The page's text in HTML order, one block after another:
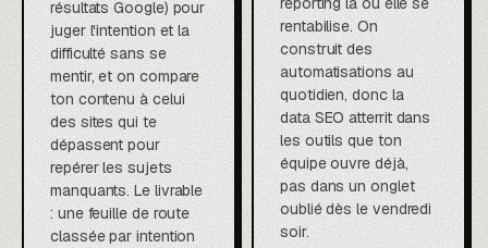
résultats Google) pour
juger l'intention et la
difficulté sans se
mentir, et on compare
ton contenu à celui
des sites qui te
dépassent pour
repérer les sujets
manquants. Le livrable
: une feuille de route
classée par intention
rentabilise. On
construit des
automatisations au
quotidien, donc la
data SEO atterrit dans
les outils que ton
équipe ouvre déjà,
pas dans un onglet
oublié dès le vendredi
soir.